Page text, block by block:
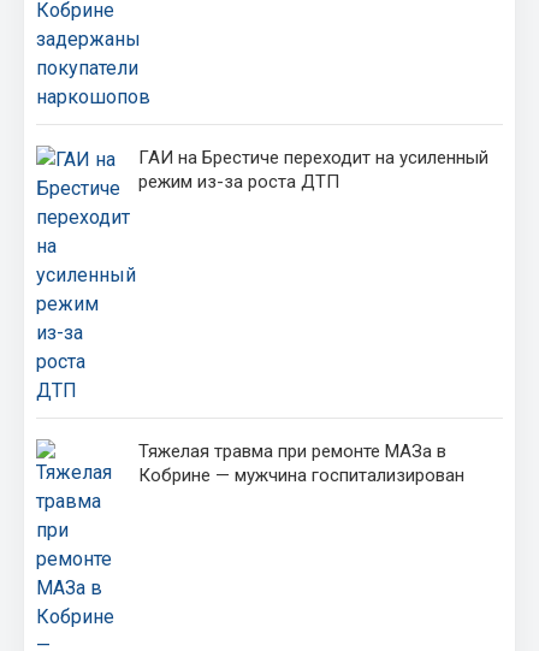
ГАИ на Брестиче переходит на усиленный
режим из-за роста ДТП
Тяжелая травма при ремонте МАЗа в
Кобрине — мужчина госпитализирован